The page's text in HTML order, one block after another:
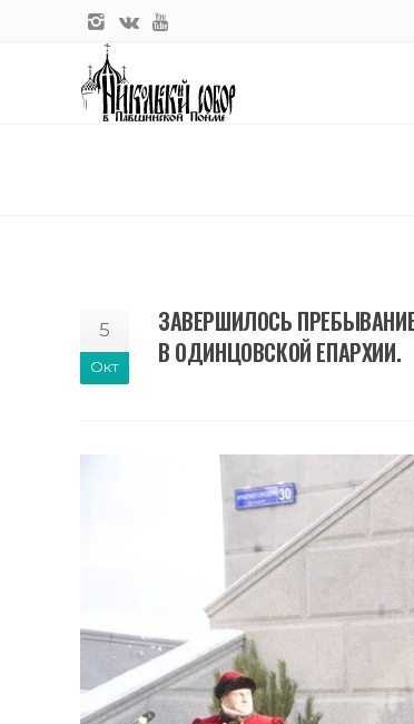
5
Окт
ЗАВЕРШИЛОСЬ
В ОДИНЦОВСКОЙ ЕПАРХИИ.